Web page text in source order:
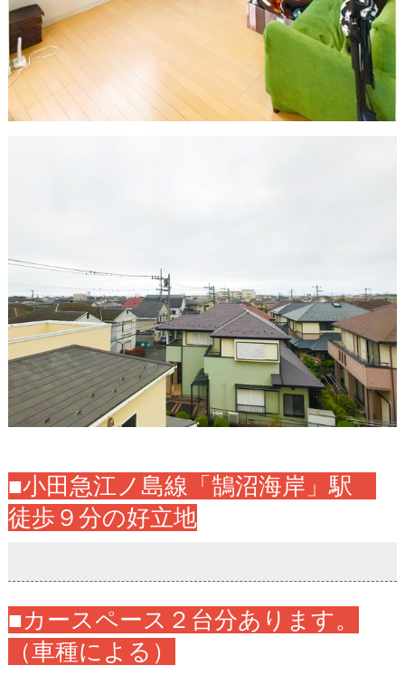
■小田急江ノ島線「鵠沼海岸」駅
徒歩９分の好立地
■カースペース２台分あります。
（車種による）